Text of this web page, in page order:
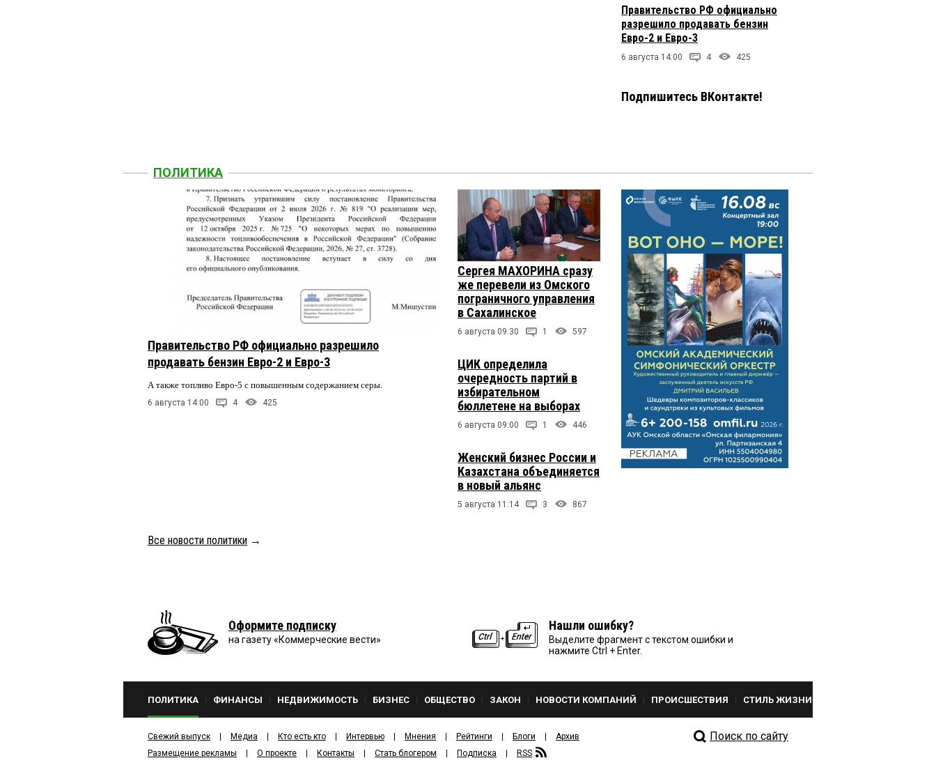
Правительство РФ официально
разрешило продавать бензин
Евро-2 и Евро-3
6 августа 14:00 4 425
Подпишитесь ВКонтакте!
ПОЛИТИКА
Правительство РФ официально разрешило
продавать бензин Евро-2 и Евро-3
А также топливо Евро-5 с повышенным содержанием серы.
6 августа 14:00 4 425
Сергея МАХОРИНА сразу
же перевели из Омского
пограничного управления
в Сахалинское
6 августа 09:30 1 597
ЦИК определила
очередность партий в
избирательном
бюллетене на выборах
6 августа 09:00 1 446
Женский бизнес России и
Казахстана объединяется
в новый альянс
5 августа 11:14 3 867
Все новости политики →
Оформите подписку
на газету «Коммерческие вести»
Нашли ошибку?
Выделите фрагмент с текстом ошибки и
нажмите Ctrl + Enter.
ПОЛИТИКА ФИНАНСЫ НЕДВИЖИМОСТЬ БИЗНЕС ОБЩЕСТВО ЗАКОН НОВОСТИ КОМПАНИЙ ПРОИСШЕСТВИЯ СТИЛЬ ЖИЗНИ
Свежий выпуск Медиа Кто есть кто Интервью Мнения Рейтинги Блоги
Архив
Размещение рекламы
О проекте Контакты Стать блогером Подписка RSS
Поиск по сайту